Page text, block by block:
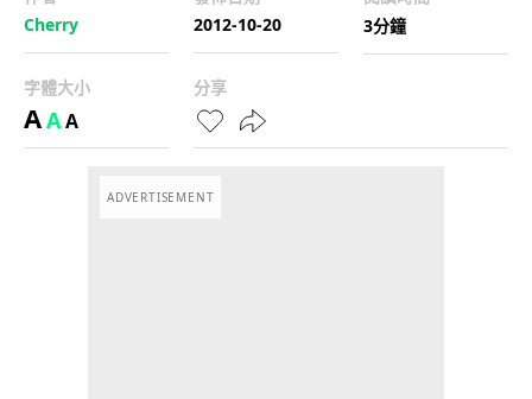
Cherry
2012-10-20
3分鐘
字體大小
AAA
分享
ADVERTISEMENT